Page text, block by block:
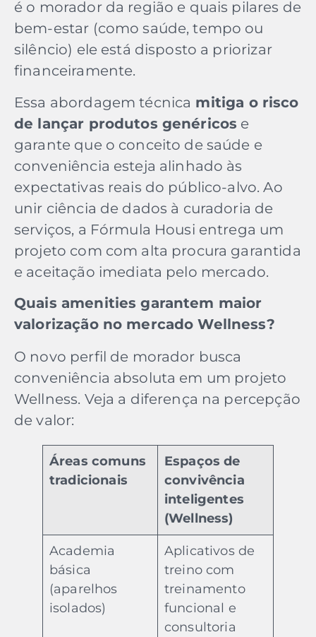
é o morador da região e quais pilares de
bem-estar (como saúde, tempo ou
silêncio) ele está disposto a priorizar
financeiramente.
Essa abordagem técnica mitiga o risco
de lançar produtos genéricos e
garante que o conceito de saúde e
conveniência esteja alinhado às
expectativas reais do público-alvo. Ao
unir ciência de dados à curadoria de
serviços, a Fórmula Housi entrega um
projeto com com alta procura garantida
e aceitação imediata pelo mercado.
Quais amenities garantem maior
valorização no mercado Wellness?
O novo perfil de morador busca
conveniência absoluta em um projeto
Wellness. Veja a diferença na percepção
de valor:
Áreas comuns
tradicionais
Espaços de
convivência
inteligentes
(Wellness)
Academia
básica
(aparelhos
isolados)
Aplicativos de
treino com
treinamento
funcional e
consultoria